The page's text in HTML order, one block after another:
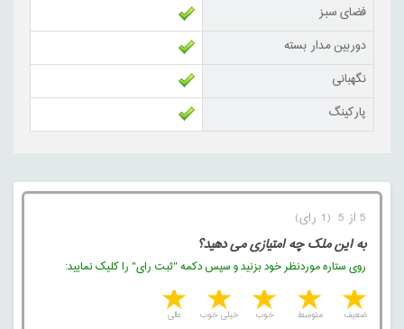
فضای سبز
دوربین مدار بسته
نگهبانی
پارکینگ
5 از 5 (1 رای)
به این ملک چه امتیازی می دهید؟
روی ستاره موردنظر خود بزنید و سپس دکمه "ثبت رای" را کلیک نمایید:
4 stars 3 stars 2 stars 1 star عالی خیلی خوب خوب متوسط ضعیف